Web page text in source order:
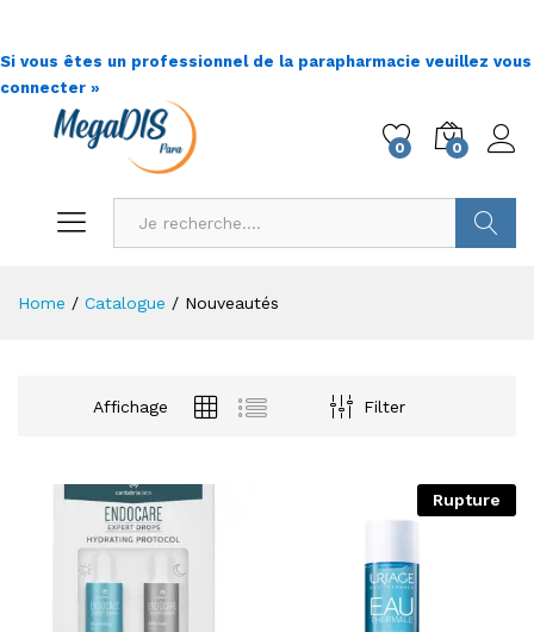
Si vous êtes un professionnel de la parapharmacie veuillez vous
connecter »
0 0
Home / Catalogue / Nouveautés
Affichage Filter
Rupture